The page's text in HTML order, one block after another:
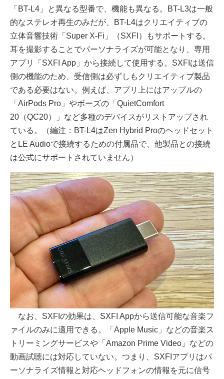
「BT-L4」と異なる型番で、機能も異なる。BT-L3は一般
的なステレオ再生のみだが、BT-L4はクリエイティブの
立体音響技術「Super X-Fi」（SXFI）もサポートする。
耳を撮影することでパーソナライズが可能となり、専用
アプリ「SXFI App」から接続して使用する。SXFIは送信
側の機能のため、受信側は必ずしもクリエイティブ製品
である必要はない。例えば、アプリ上にはアップルの
「AirPods Pro」やボーズの「QuietComfort
20（QC20）」など多種のデバイスがリストアップされ
ている。（編注：BT-L4はZen Hybrid Proのヘッドセット
とLE Audioで接続するための付属品で、他製品との接続
は公式にサポートされていません）
なお、SXFIの効果は、SXFI Appから送信可能な音楽フ
ァイルのみに適用できる。「Apple Music」などの音楽ス
トリーミングサービスや「Amazon Prime Video」などの
動画試聴には対応していない。つまり、SXFIアプリはパ
ーソナライズ情報と対応ヘッドフォンの情報を元に信号